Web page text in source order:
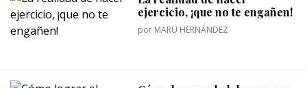
ejercicio, ¡que no te engañen!
por MARU HERNÁNDEZ